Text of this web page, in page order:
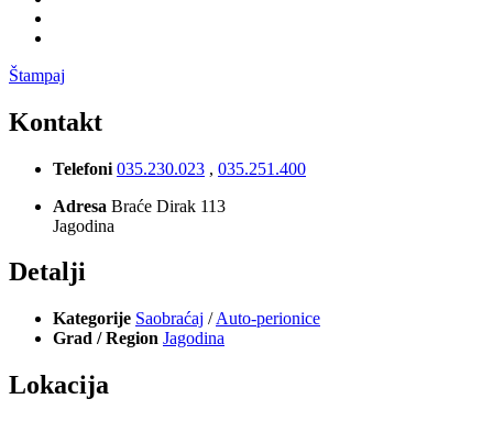
Štampaj
Kontakt
Telefoni 035.230.023 , 035.251.400
Adresa Braće Dirak 113
Jagodina
Detalji
Kategorije Saobraćaj /Auto-perionice
Grad / Region Jagodina
Lokacija